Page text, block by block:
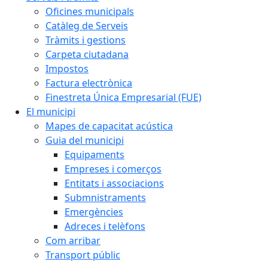
Oficines municipals
Catàleg de Serveis
Tràmits i gestions
Carpeta ciutadana
Impostos
Factura electrònica
Finestreta Única Empresarial (FUE)
El municipi
Mapes de capacitat acústica
Guia del municipi
Equipaments
Empreses i comerços
Entitats i associacions
Submnistraments
Emergències
Adreces i telèfons
Com arribar
Transport públic